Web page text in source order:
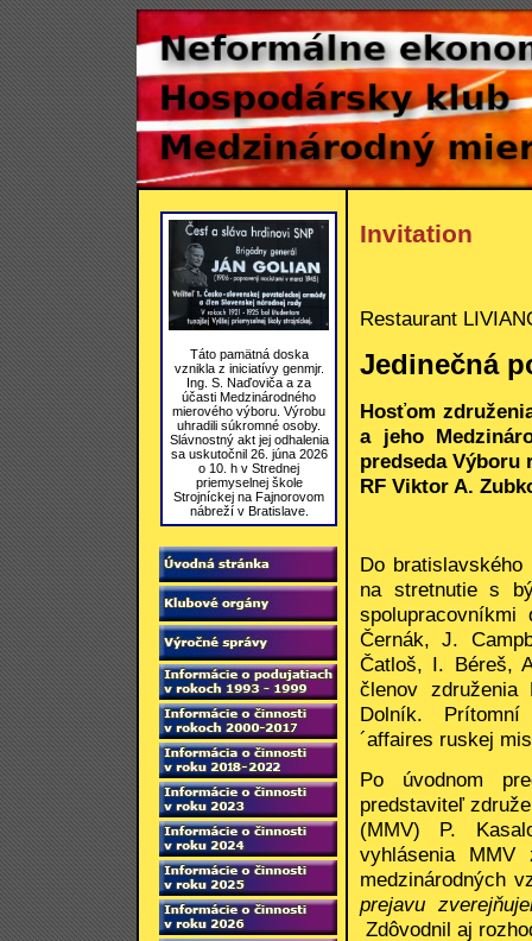
Táto pamätná doska
vznikla z iniciatívy genmjr.
Ing. S. Naďoviča a za
účasti Medzinárodného
mierového výboru. Výrobu
uhradili súkromné osoby.
Slávnostný akt jej odhalenia
sa uskutočnil 26. júna 2026
o 10. h v Strednej
priemyselnej škole
Strojníckej na Fajnorovom
nábreží v Bratislave.
Invitation
Restaurant
Jedinečná
Hosťom
a jeho
predseda Výboru
RF Viktor A.
Do bratislavského
na stretnutie s
spolupracovníkmi
Černák, J.
Čatloš, I. Béreš,
členov
Dolník. Prítomní
´affaires ruskej
Po úvodnom
predstaviteľ
(MMV) P.
vyhlásenia
medzinárodných
prejavu
Zdôvodnil aj